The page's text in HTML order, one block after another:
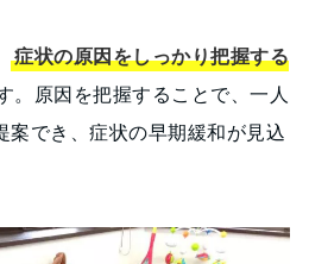
症状の原因をしっかり把握する
。原因を把握することで、一人
案でき、症状の早期緩和が見込